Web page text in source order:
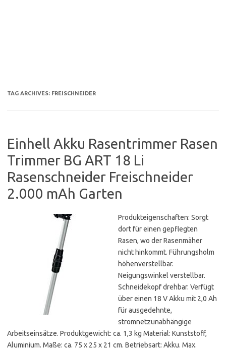
TAG ARCHIVES: FREISCHNEIDER
Einhell Akku Rasentrimmer Rasen
Trimmer BG ART 18 Li
Rasenschneider Freischneider
2.000 mAh Garten
Produkteigenschaften: Sorgt
dort für einen gepflegten
Rasen, wo der Rasenmäher
nicht hinkommt. Führungsholm
höhenverstellbar.
Neigungswinkel verstellbar.
Schneidekopf drehbar. Verfügt
über einen 18 V Akku mit 2,0 Ah
für ausgedehnte,
stromnetzunabhängige
Arbeitseinsätze. Produktgewicht: ca. 1,3 kg Material: Kunststoff,
Aluminium. Maße: ca. 75 x 25 x 21 cm. Betriebsart: Akku. Max.